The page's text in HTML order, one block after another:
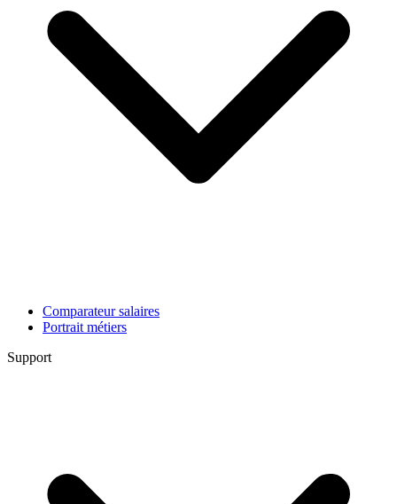
Comparateur salaires
Portrait métiers
Support